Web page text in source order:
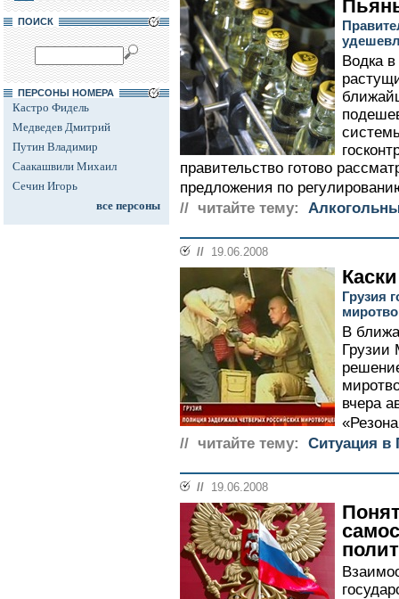
ПОИСК
ПЕРСОНЫ НОМЕРА
Кастро Фидель
Медведев Дмитрий
Путин Владимир
Саакашвили Михаил
Сечин Игорь
все персоны
Водка
правительство готово
предложения по
// читайте тему:
// 19.06.2008
Грузия
В
Грузии
вчера
// читайте тему:
Ситуация в
// 19.06.2008